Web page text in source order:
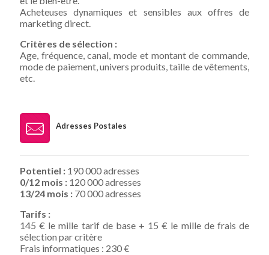
Acheteuses dynamiques et sensibles aux offres de
marketing direct.
Critères de sélection :
Age, fréquence, canal, mode et montant de commande,
mode de paiement, univers produits, taille de vêtements,
etc.
Adresses Postales
Potentiel : 190 000 adresses
0/12 mois : 120 000 adresses
13/24 mois : 70 000 adresses
Tarifs :
145 € le mille tarif de base + 15 € le mille de frais de
sélection par critère
Frais informatiques : 230 €